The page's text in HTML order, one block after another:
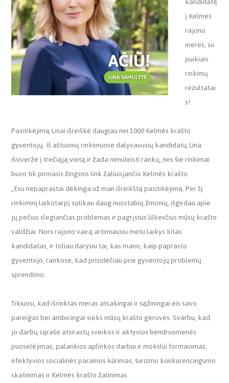
į Kelmės
rajono
meres, su
puikiais
rinkimų
rezultatai
s!
Pasitikėjimą Linai išreiškė daugiau nei 1000 Kelmės krašto
gyventojų. Iš aštuonių rinkimuose dalyvavusių kandidatų Lina
išsiveržė į trečiąją vietą ir žada nenuleisti rankų, nes šie rinkimai
buvo tik pirmasis žingsnis link žaliuojančio Kelmės krašto.
„Esu nepaprastai dėkinga už man išreikštą pasitikėjimą. Per šį
rinkiminį laikotarpį sutikau daug nuostabių žmonių, išgirdau apie
jų pečius slegiančias problemas ir pagrįstus lūkesčius mūsų krašto
valdžiai. Nors rajono vairą artimiausiu metu laikys kitas
kandidatas, ir toliau darysiu tai, kas mano, kaip paprasto
gyventojo, rankose, kad prisidėčiau prie gyventojų problemų
sprendimo.
Tikiuosi, kad išrinktas meras atsakingai ir sąžiningai eis savo
pareigas bei ambicingai sieks mūsų krašto gerovės. Svarbu, kad
jo darbų sąraše atsirastų sveikos ir aktyvios bendruomenės
puoselėjimas, palankios aplinkos darbui ir mokslui formavimas,
efektyvios socialinės paramos kūrimas, turizmo konkurencingumo
skatinimas ir Kelmės krašto žalinimas.